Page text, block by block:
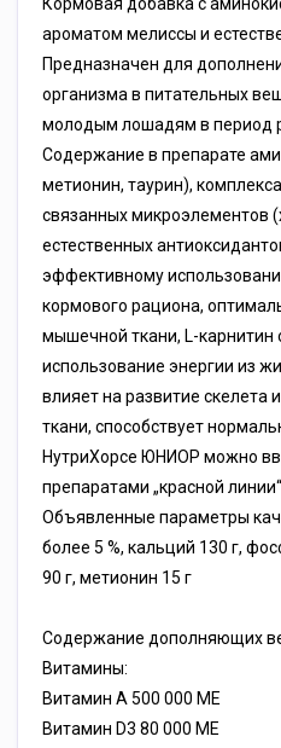
ароматом мелиссы и
Предназначен для
организма в питательных
молодым лошадям в период
Содержание в препарате
метионин, таурин),
связанных микроэлементов
естественных
эффективному
кормового рациона,
мышечной ткани, L-карнитин
использование энергии из
влияет на развитие
ткани, способствует
НутриХорсе ЮНИОР можно
препаратами „красной линии“.
Объявленные параметры
более 5 %, кальций 130 г,
90 г, метионин 15 г
Содержание дополняющих
Витамины:
Витамин A 500 000 МЕ
Витамин D3 80 000 МЕ